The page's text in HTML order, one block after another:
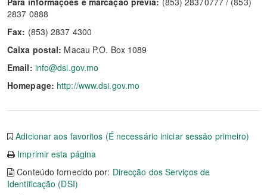
2837 0888
Fax: (853) 2837 4300
Caixa postal: Macau P.O. Box 1089
Email: info@dsi.gov.mo
Homepage: http://www.dsi.gov.mo
Adicionar aos favoritos (É necessário iniciar sessão primeiro)
Imprimir esta página
Conteúdo fornecido por: Direcção dos Serviços de
Identificação (DSI)